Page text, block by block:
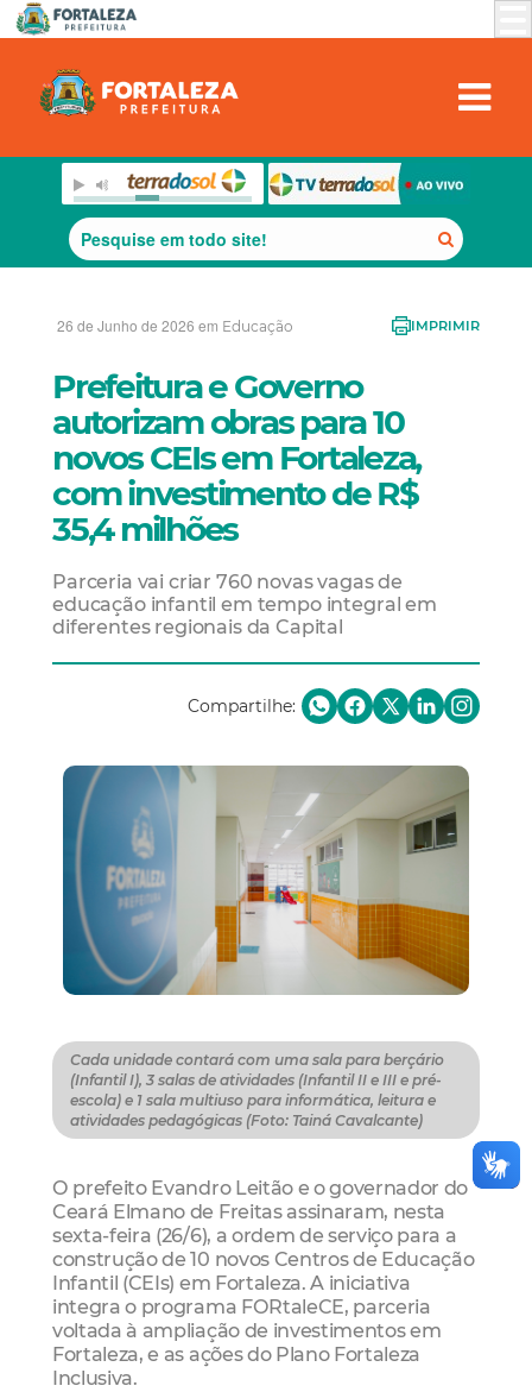
26 de Junho de 2026 em Educação IMPRIMIR
Prefeitura e Governo
autorizam obras para 10
novos CEIs em Fortaleza,
com investimento de R$
35,4 milhões
Parceria vai criar 760 novas vagas de
educação infantil em tempo integral em
diferentes regionais da Capital
Compartilhe:
Cada unidade contará com uma sala para berçário
(Infantil I), 3 salas de atividades (Infantil II e III e pré-
escola) e 1 sala multiuso para informática, leitura e
atividades pedagógicas (Foto: Tainá Cavalcante)
O prefeito Evandro Leitão e o governador do
Ceará Elmano de Freitas assinaram, nesta
sexta-feira (26/6), a ordem de serviço para a
construção de 10 novos Centros de Educação
Infantil (CEIs) em Fortaleza. A iniciativa
integra o programa FORtaleCE, parceria
voltada à ampliação de investimentos em
Fortaleza, e as ações do Plano Fortaleza
Inclusiva.